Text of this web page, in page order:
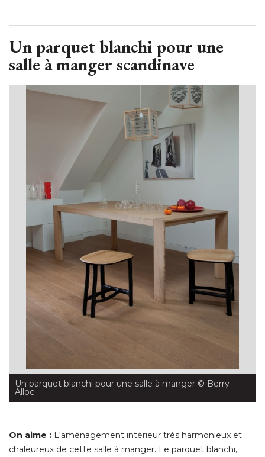
Un parquet blanchi pour une
salle à manger scandinave
Un parquet blanchi pour une salle à manger © Berry
Alloc
On aime : L'aménagement intérieur très harmonieux et
chaleureux de cette salle à manger. Le parquet blanchi,